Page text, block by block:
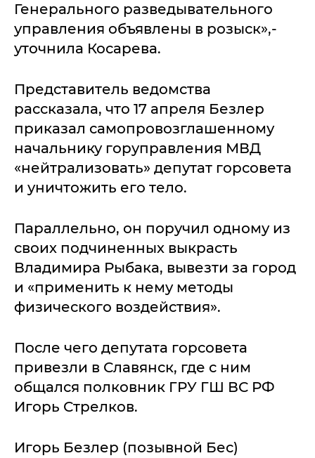
Генерального разведывательного
управления объявлены в розыск»,-
уточнила Косарева.
Представитель ведомства
рассказала, что 17 апреля Безлер
приказал самопровозглашенному
начальнику горуправления МВД
«нейтрализовать» депутат горсовета
и уничтожить его тело.
Параллельно, он поручил одному из
своих подчиненных выкрасть
Владимира Рыбака, вывезти за город
и «применить к нему методы
физического воздействия».
После чего депутата горсовета
привезли в Славянск, где с ним
общался полковник ГРУ ГШ ВС РФ
Игорь Стрелков.
Игорь Безлер (позывной Бес)